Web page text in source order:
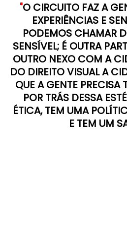
"O CIRCUITO FAZ A
EXPERIÊNCIAS E
PODEMOS CHAMAR
SENSÍVEL; É OUTRA
OUTRO NEXO COM A
DO DIREITO VISUAL A
QUE A GENTE PRECISA
POR TRÁS DESSA
ÉTICA, TEM UMA
E TEM UM